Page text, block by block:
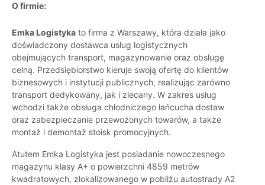
O firmie:
Emka Logistyka to firma z Warszawy, która działa jako
doświadczony dostawca usług logistycznych
obejmujących transport, magazynowanie oraz obsługę
celną. Przedsiębiorstwo kieruje swoją ofertę do klientów
biznesowych i instytucji publicznych, realizując zarówno
transport dedykowany, jak i zlecany. W zakres usług
wchodzi także obsługa chłodniczego łańcucha dostaw
oraz zabezpieczanie przewożonych towarów, a także
montaż i demontaż stoisk promocyjnych.
Atutem Emka Logistyka jest posiadanie nowoczesnego
magazynu klasy A+ o powierzchni 4859 metrów
kwadratowych, zlokalizowanego w pobliżu autostrady A2